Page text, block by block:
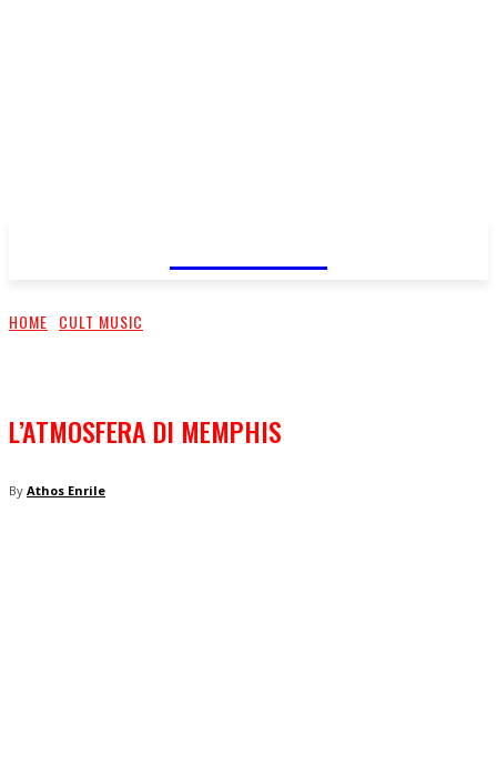
HOME CULT MUSIC
L’ATMOSFERA DI MEMPHIS
By Athos Enrile